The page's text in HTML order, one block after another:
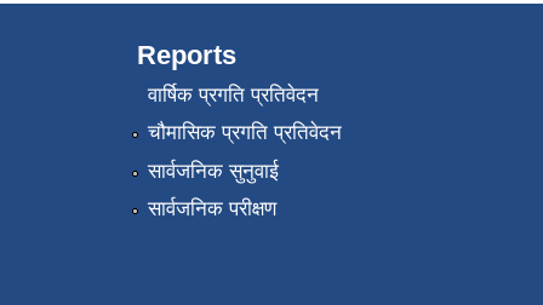
Reports
वार्षिक प्रगति प्रतिवेदन
चौमासिक प्रगति प्रतिवेदन
सार्वजनिक सुनुवाई
सार्वजनिक परीक्षण